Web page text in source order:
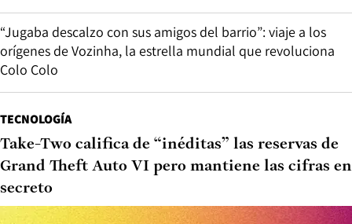
“Jugaba descalzo con sus amigos del barrio”: viaje a los
orígenes de Vozinha, la estrella mundial que revoluciona
Colo Colo
TECNOLOGÍA
Take-Two califica de “inéditas” las reservas de
Grand Theft Auto VI pero mantiene las cifras en
secreto